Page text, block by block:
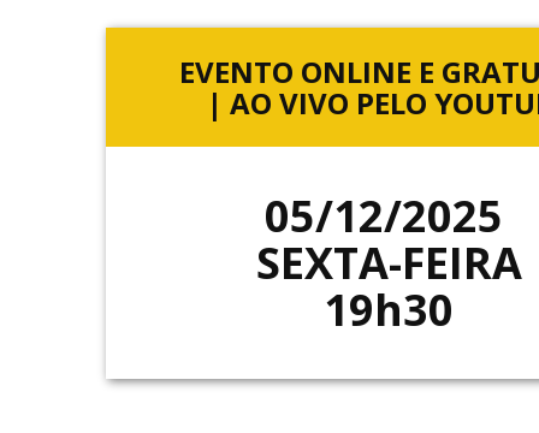
EVENTO ONLINE E
| AO VIVO PELO
05/12/2025
SEXTA-FEIRA
19h30